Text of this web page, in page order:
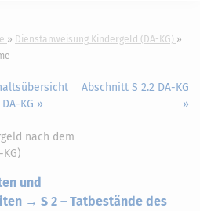
Dienstanweisung Kindergeld (DA-KG)
DA-KG »
Abschnitt S 2.2 DA-KG
»
nach dem
und
→ S 2 – Tatbestände des